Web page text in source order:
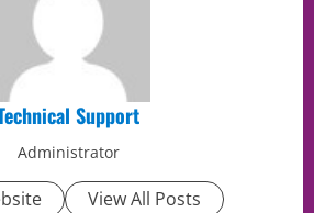
Support
Administrator
View All Posts